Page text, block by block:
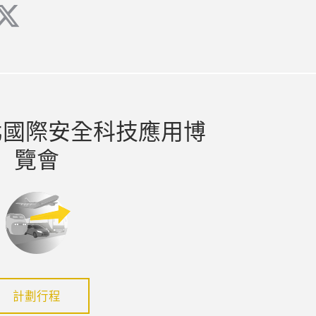
際安全科技應用博
覽會
計劃行程